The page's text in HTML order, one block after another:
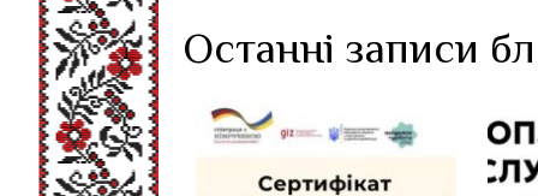
Останні записи